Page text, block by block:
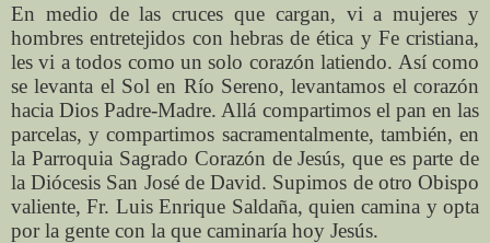
En medio de las cruces que cargan, vi a mujeres y
hombres entretejidos con hebras de ética y Fe cristiana,
les vi a todos como un solo corazón latiendo. Así como
se levanta el Sol en Río Sereno, levantamos el corazón
hacia Dios Padre-Madre. Allá compartimos el pan en las
parcelas, y compartimos sacramentalmente, también, en
la Parroquia Sagrado Corazón de Jesús, que es parte de
la Diócesis San José de David. Supimos de otro Obispo
valiente, Fr. Luis Enrique Saldaña, quien camina y opta
por la gente con la que caminaría hoy Jesús.